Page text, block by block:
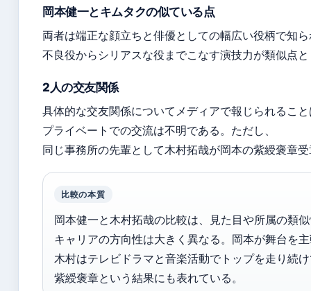
岡本健一とキムタクの似ている点
両者は端正な顔立ちと俳優としての幅広い役柄で知
不良役からシリアスな役までこなす演技力が類似点
2人の交友関係
具体的な交友関係についてメディアで報じられるこ
プライベートでの交流は不明である。ただし、
同じ事務所の先輩として木村拓哉が岡本の紫綬褒章
比較の本質
岡本健一と木村拓哉の比較は、見た目や所属の類
キャリアの方向性は大きく異なる。岡本が舞台を
木村はテレビドラマと音楽活動でトップを走り続
紫綬褒章という結果にも表れている。